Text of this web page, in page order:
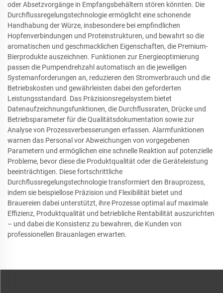
oder Absetzvorgänge in Empfangsbehältern stören könnten. Die
Durchflussregelungstechnologie ermöglicht eine schonende
Handhabung der Würze, insbesondere bei empfindlichen
Hopfenverbindungen und Proteinstrukturen, und bewahrt so die
aromatischen und geschmacklichen Eigenschaften, die Premium-
Bierprodukte auszeichnen. Funktionen zur Energieoptimierung
passen die Pumpendrehzahl automatisch an die jeweiligen
Systemanforderungen an, reduzieren den Stromverbrauch und die
Betriebskosten und gewährleisten dabei den geforderten
Leistungsstandard. Das Präzisionsregelsystem bietet
Datenaufzeichnungsfunktionen, die Durchflussraten, Drücke und
Betriebsparameter für die Qualitätsdokumentation sowie zur
Analyse von Prozessverbesserungen erfassen. Alarmfunktionen
warnen das Personal vor Abweichungen von vorgegebenen
Parametern und ermöglichen eine schnelle Reaktion auf potenzielle
Probleme, bevor diese die Produktqualität oder die Geräteleistung
beeinträchtigen. Diese fortschrittliche
Durchflussregelungstechnologie transformiert den Brauprozess,
indem sie beispiellose Präzision und Flexibilität bietet und
Brauereien dabei unterstützt, ihre Prozesse optimal auf maximale
Effizienz, Produktqualität und betriebliche Rentabilität auszurichten
– und dabei die Konsistenz zu bewahren, die Kunden von
professionellen Brauanlagen erwarten.